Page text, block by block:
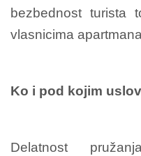
bezbednost turista
vlasnicima
Ko i pod kojim
Delatnost